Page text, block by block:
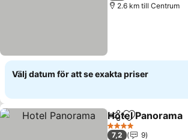
2.6 km till Centrum
Välj datum för att se exakta priser
Dela Lägg till i
Hotel Panorama
4 Stjärnor
7,2
9